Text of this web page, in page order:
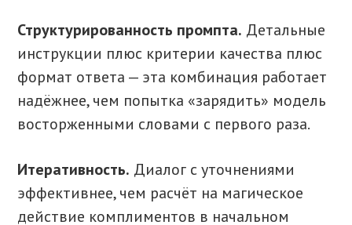
Структурированность промпта. Детальные
инструкции плюс критерии качества плюс
формат ответа — эта комбинация работает
надёжнее, чем попытка «зарядить» модель
восторженными словами с первого раза.
Итеративность. Диалог с уточнениями
эффективнее, чем расчёт на магическое
действие комплиментов в начальном